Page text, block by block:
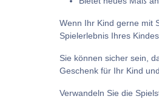
Wenn Ihr Kind gerne mit
Spielerlebnis Ihres
Sie können sicher sein,
Geschenk für Ihr Kind
Verwandeln Sie die